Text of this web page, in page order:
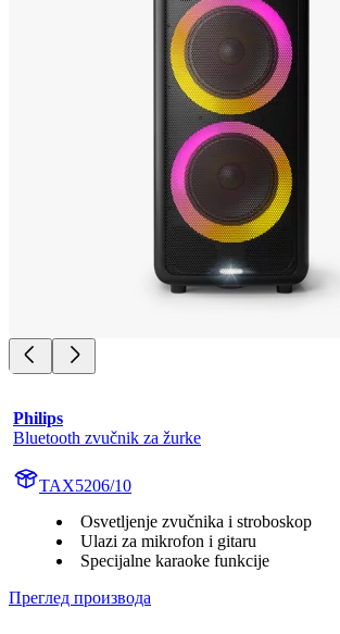
Philips
Bluetooth zvučnik za žurke
TAX5206/10
Osvetljenje zvučnika i stroboskop
Ulazi za mikrofon i gitaru
Specijalne karaoke funkcije
Преглед производа